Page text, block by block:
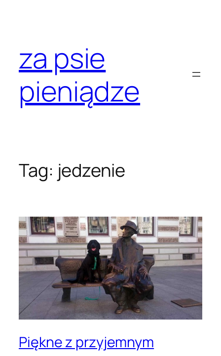
za psie
pieniądze
Tag: jedzenie
Piękne z przyjemnym